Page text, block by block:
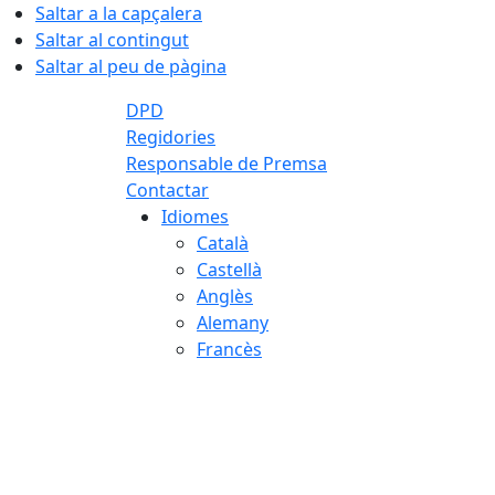
Saltar a la capçalera
Saltar al contingut
Saltar al peu de pàgina
DPD
Regidories
Responsable de Premsa
Contactar
Idiomes
Català
Castellà
Anglès
Alemany
Francès